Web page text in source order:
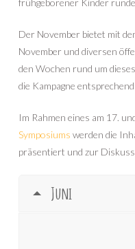
Der November bietet mit
November und diversen
den Wochen rund um
die Kampagne
Im Rahmen eines am 17.
Symposiums werden die
präsentiert und zur
Juni